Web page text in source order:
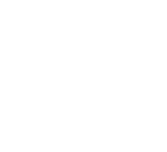
https://